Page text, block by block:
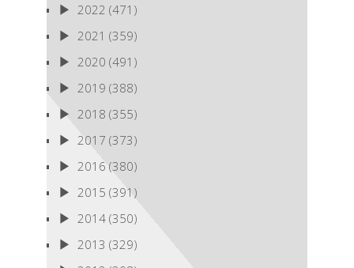
2022 (471)
2021 (359)
2020 (491)
2019 (388)
2018 (355)
2017 (373)
2016 (380)
2015 (391)
2014 (350)
2013 (329)